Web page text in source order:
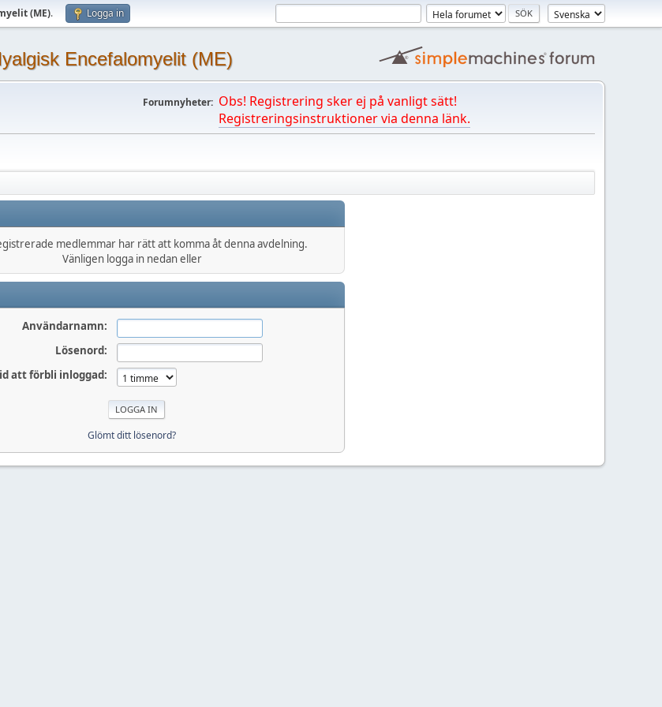
(ME). Logga in
Encefalomyelit (ME)
Forumnyheter: Obs! Registrering sker ej på vanligt sätt!
Registreringsinstruktioner via denna länk.
medlemmar har rätt att komma åt denna avdelning.
Vänligen logga in nedan eller
Användarnamn:
Lösenord:
att förbli inloggad:
Glömt ditt lösenord?